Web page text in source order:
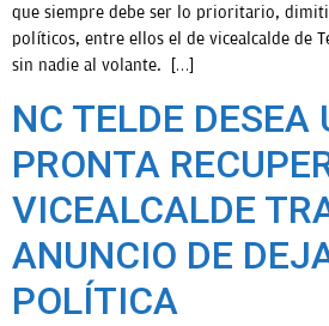
que siempre debe ser lo prioritario,
políticos, entre ellos el de vicealcalde de
sin nadie al volante. […]
NC TELDE DESEA
PRONTA
VICEALCALDE
ANUNCIO DE
POLÍTICA